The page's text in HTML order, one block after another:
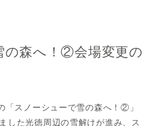
の森へ！②会場変更の
「スノーシューで雪の森へ！②」
した光徳周辺の雪解けが進み、ス